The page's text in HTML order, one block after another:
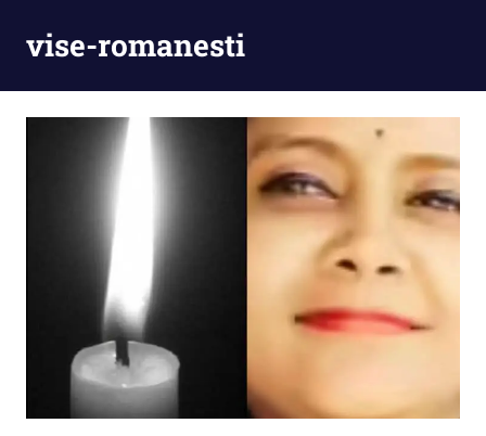
vise-romanesti